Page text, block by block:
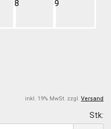
inkl. 19% MwSt. zzgl. Versand
Stk: